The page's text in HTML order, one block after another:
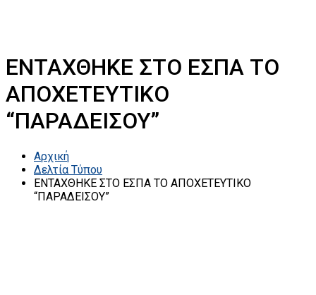
ΕΝΤΑΧΘΗΚΕ ΣΤΟ ΕΣΠΑ ΤΟ
ΑΠΟΧΕΤΕΥΤΙΚΟ
“ΠΑΡΑΔΕΙΣΟΥ”
Αρχική
Δελτία Τύπου
ΕΝΤΑΧΘΗΚΕ ΣΤΟ ΕΣΠΑ ΤΟ ΑΠΟΧΕΤΕΥΤΙΚΟ
“ΠΑΡΑΔΕΙΣΟΥ”